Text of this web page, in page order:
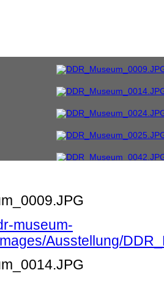
museum-
Ausstellung/